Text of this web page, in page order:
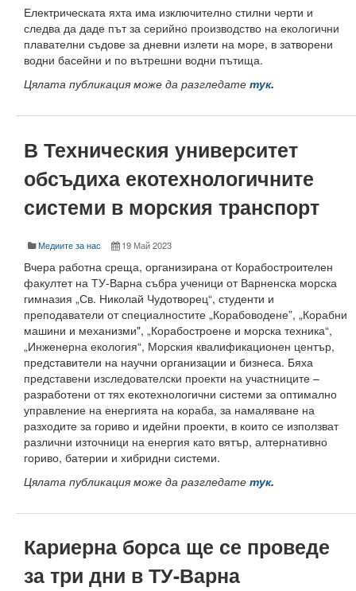
Високотехнологичен парк
Ресурси
Библиотека
Спортен комплекс
Студентски стол
Почивни бази
Общежития
Безжичен интернет
Сертификати
Одити
Избори
Защита на личните данни
ЗЗЛПСПОИН
Декларация за достъпност
Достъп до информация
Електрическата яхта има изключително стилни черти и
следва да даде път за серийно производство на екологични
плавателни съдове за дневни излети на море, в затворени
водни басейни и по вътрешни водни пътища.
Цялата публикация може да разгледате тук.
В Техническия университет
обсъдиха екотехнологичните
системи в морския транспорт
Медиите за нас 19 Май 2023
Вчера работна среща, организирана от Корабостроителен
факултет на ТУ-Варна събра ученици от Варненска морска
гимназия „Св. Николай Чудотворец“, студенти и
преподаватели от специалностите „Корабоводене”, „Корабни
машини и механизми", „Корабостроене и морска техника“,
„Инженерна екология“, Морския квалификационен център,
представители на научни организации и бизнеса. Бяха
представени изследователски проекти на участниците –
разработени от тях екотехнологични системи за оптимално
управление на енергията на кораба, за намаляване на
разходите за гориво и идейни проекти, в които се използват
различни източници на енергия като вятър, алтернативно
гориво, батерии и хибридни системи.
Цялата публикация може да разгледате тук.
Кариерна борса ще се проведе
за три дни в ТУ-Варна